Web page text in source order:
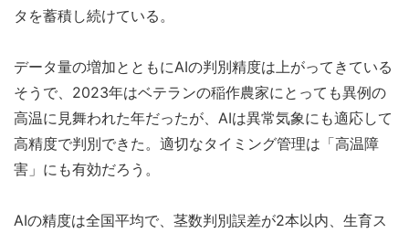
タを蓄積し続けている。
データ量の増加とともにAIの判別精度は上がってきている
そうで、2023年はベテランの稲作農家にとっても異例の
高温に見舞われた年だったが、AIは異常気象にも適応して
高精度で判別できた。適切なタイミング管理は「高温障
害」にも有効だろう。
AIの精度は全国平均で、茎数判別誤差が2本以内、生育ス